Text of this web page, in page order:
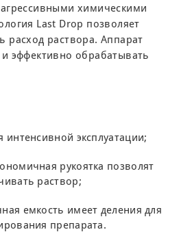
химическими
Last Drop позволяет
расход раствора. Аппарат
эффективно обрабатывать
интенсивной эксплуатации;
рукоятка позволят
раствор;
емкость имеет деления для
препарата.